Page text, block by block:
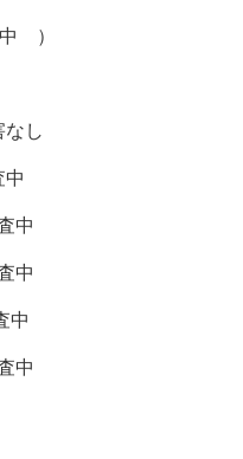
）
し
中
中
中